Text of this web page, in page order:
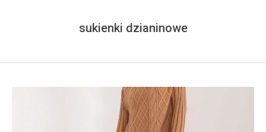
sukienki dzianinowe